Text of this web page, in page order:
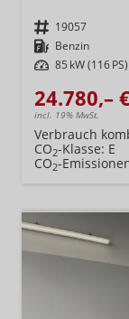
Fahrzeugnr. 19057
Kraftstoff Benzin
Leistung 85 kW (116 PS)
24.780,–
incl. 19% MwSt.
Verbrauch
CO2-Klasse: E
CO2-